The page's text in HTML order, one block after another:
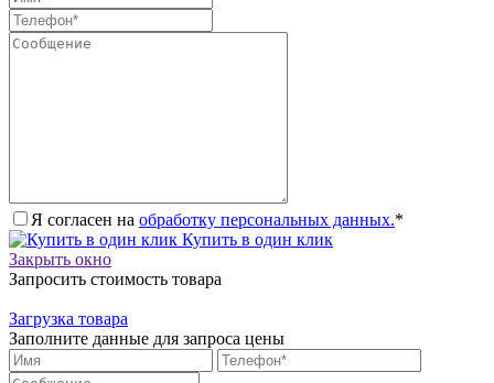
Я согласен на обработку персональных данных.*
Купить в один клик
Закрыть окно
Запросить стоимость товара
Загрузка товара
Заполните данные для запроса цены